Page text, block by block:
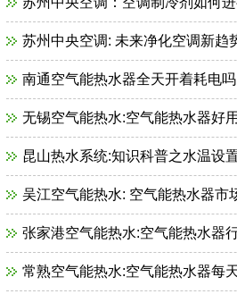
苏州中央空调: 未来净化空调新趋
南通空气能热水器全天开着耗电吗
无锡空气能热水:空气能热水器好
昆山热水系统:知识科普之水温设
吴江空气能热水: 空气能热水器市场大
张家港空气能热水:空气能热水器行业相关
常熟空气能热水:空气能热水器每天耗多